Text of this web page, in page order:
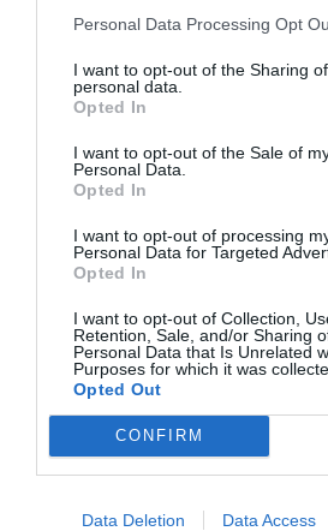
Personal Data Processing Opt
I want to opt-out of the Sharing
personal data.
Opted In
I want to opt-out of the Sale of
Personal Data.
Opted In
I want to opt-out of processing
Personal Data for Targeted
Opted In
I want to opt-out of Collection,
Retention, Sale, and/or Sharing
Personal Data that Is Unrelated
Purposes for which it was
Opted Out
CONFIRM
Data Deletion Data Access
Koniec)
Różne
normami
- do 800 MHz
Deklarowana waga jest wagą minimalną i
Kod producenta CQ4113S
58579 Schalksmühle
Niemcy
Telefon: +49 2355
Strona internetowa: